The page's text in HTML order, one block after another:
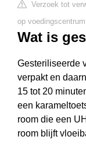
Verzoek tot
op
Wat is
Gesteriliseerde
verpakt en
15 tot 20
een
room die een
room blijft